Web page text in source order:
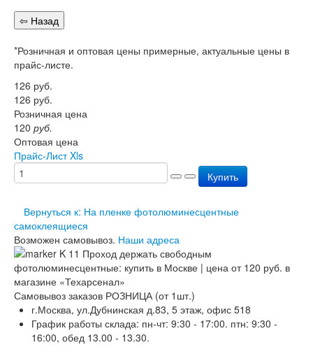
Статьи
Сертификаты
Вопрос-Ответ
Контакты
Пожарное оборудование
Перезарядка
Перезарядка ОП
Перезарядка ОУ
Доставка
Гарантии
О нас
Статьи
Публичная оферта
Сертификаты
Вопрос-Ответ
Контакты
*Розничная и оптовая цены примерные, актуальные цены в
прайс-листе.
126 руб.
126 руб.
Розничная цена
120 руб.
Оптовая цена
Прайс-Лист Xls
Купить
Вернуться к: На пленке фотолюминесцентные
самоклеящиеся
Возможен самовывоз. Наши адреса
Самовывоз заказов РОЗНИЦА (от 1шт.)
г.Москва, ул.Дубнинская д.83, 5 этаж, офис 518
График работы склада: пн-чт: 9:30 - 17:00. птн: 9:30 -
16:00, обед 13.00 - 13.30.